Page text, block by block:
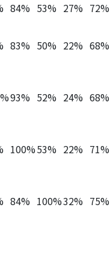
84% 53% 27% 72%
83% 50% 22% 68%
93% 52% 24% 68%
100%53% 22% 71%
84% 100%32% 75%